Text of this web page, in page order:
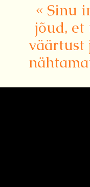
« Sinu
jõud, et
väärtust